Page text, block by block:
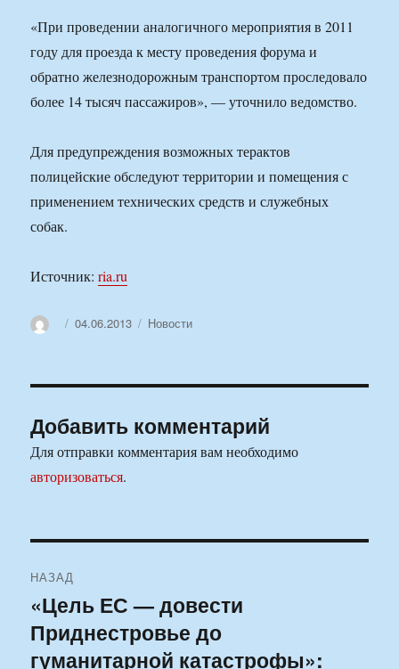
«При проведении аналогичного мероприятия в 2011
году для проезда к месту проведения форума и
обратно железнодорожным транспортом проследовало
более 14 тысяч пассажиров», — уточнило ведомство.
Для предупреждения возможных терактов
полицейские обследуют территории и помещения с
применением технических средств и служебных
собак.
Источник:ria.ru
АвторОпубликовано
04.06.2013 Рубрики
Новости
Добавить комментарий
Для отправки комментария вам необходимо
авторизоваться.
по
записям
НАЗАД
Предыдущая
запись:
«Цель ЕС — довести
Приднестровье до
гуманитарной катастрофы»: